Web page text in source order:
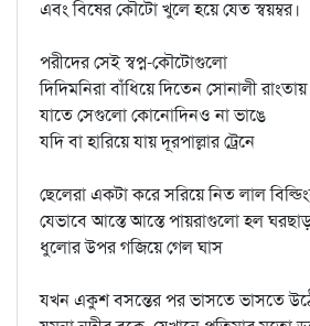
এবং বিষের কৌটো খুলে হয়ে যেত স্বয়ম্বর।
পরীদের সেই স্বপ্ন-কৌটোগুলো
দিদিমনিরা বাঁধিয়ে দিতেন সোনালী রাংতায়
যাতে সেগুলো কোনোদিনও না ভাঙে
যদি বা হারিয়ে যায় দূরপাল্লার ট্রেনে
ছেলেরা একটা করে সরিয়ে নিত লাল
যেভাবে আস্তে আস্তে পায়রাগুলো হল
ধুলোর উপর গজিয়ে গেল ঘাস
যখন একুশ বসন্তের পর ভাসতে ভাসতে